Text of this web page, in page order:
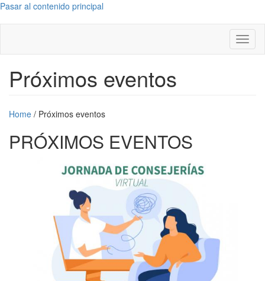
Pasar al contenido principal
Próximos eventos
Home / Próximos eventos
PRÓXIMOS EVENTOS